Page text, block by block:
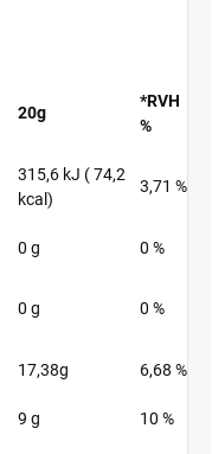
20g
*RVH
%
315,6 kJ ( 74,2
kcal)
3,71 %
0 g 0 %
0 g 0 %
17,38g 6,68 %
9 g 10 %